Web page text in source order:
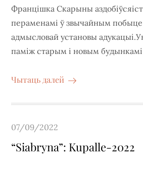
Францішка Скарыны
пераменамі ў звычайным побыце
адмысловай установы
паміж старым і новым
Чытаць далей
Posted
on
07/09/2022
“Siabryna”: Kupalle-2022